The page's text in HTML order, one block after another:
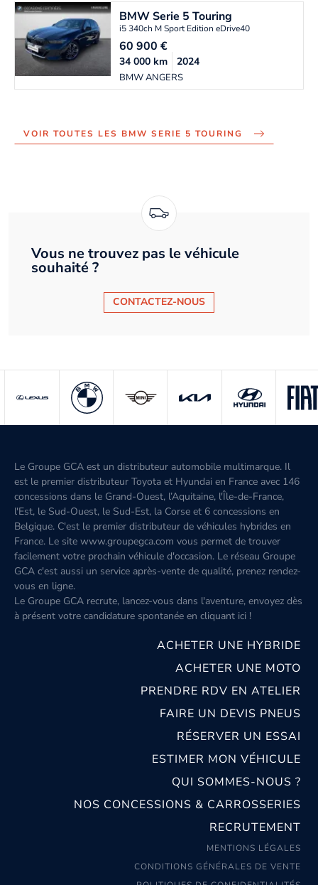
BMWSerie 5 Touring
i5 340ch M Sport Edition eDrive40
60 900€
BMW ANGERS
34 000km 2024
VOIR TOUTES LES BMW SERIE 5 TOURING
Vous ne trouvez pas le véhicule
souhaité ?
CONTACTEZ-NOUS
Le Groupe GCA est un distributeur automobile multimarque. Il
est le premier distributeur Toyota et Hyundai en France avec 146
concessions dans le Grand-Ouest, l’Aquitaine, l'Île-de-France,
l'Est, le Sud-Ouest, le Sud-Est, la Corse et 6 concessions en
Belgique. C'est le premier distributeur de véhicules hybrides en
France. Le site www.groupegca.com vous permet de trouver
facilement votre prochain véhicule d'occasion. Le réseau Groupe
GCA c'est aussi un service après-vente de qualité, prenez rendez-
vous en ligne.
Le Groupe GCA recrute, lancez-vous dans l'aventure, envoyez dès
à présent votre candidature spontanée en cliquant ici !
ACHETER UNE HYBRIDE
ACHETER UNE MOTO
PRENDRE RDV EN ATELIER
FAIRE UN DEVIS PNEUS
RÉSERVER UN ESSAI
ESTIMER MON VÉHICULE
QUI SOMMES-NOUS ?
NOS CONCESSIONS & CARROSSERIES
RECRUTEMENT
MENTIONS LÉGALES
CONDITIONS GÉNÉRALES DE VENTE